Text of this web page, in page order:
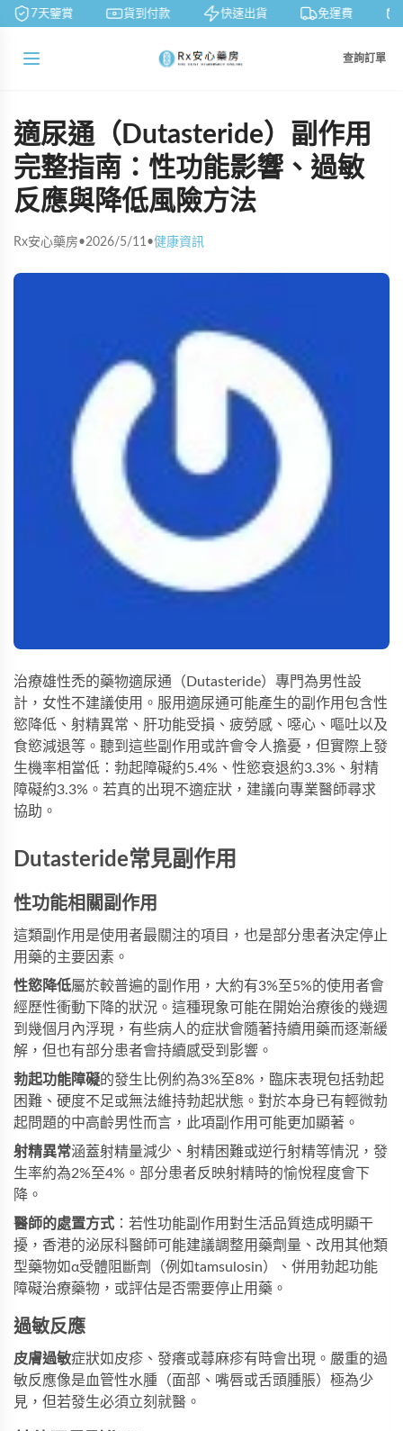
7天鑒賞 貨到付款 快速出貨 免運費
查詢訂單
適尿通（Dutasteride）副作用
完整指南：性功能影響、過敏
反應與降低風險方法
Rx安心藥房•2026/5/11•健康資訊
治療雄性禿的藥物適尿通（Dutasteride）專門為男性設
計，女性不建議使用。服用適尿通可能產生的副作用包含性
慾降低、射精異常、肝功能受損、疲勞感、噁心、嘔吐以及
食慾減退等。聽到這些副作用或許會令人擔憂，但實際上發
生機率相當低：勃起障礙約5.4%、性慾衰退約3.3%、射精
障礙約3.3%。若真的出現不適症狀，建議向專業醫師尋求
協助。
Dutasteride常見副作用
性功能相關副作用
這類副作用是使用者最關注的項目，也是部分患者決定停止
用藥的主要因素。
性慾降低屬於較普遍的副作用，大約有3%至5%的使用者會
經歷性衝動下降的狀況。這種現象可能在開始治療後的幾週
到幾個月內浮現，有些病人的症狀會隨著持續用藥而逐漸緩
解，但也有部分患者會持續感受到影響。
勃起功能障礙的發生比例約為3%至8%，臨床表現包括勃起
困難、硬度不足或無法維持勃起狀態。對於本身已有輕微勃
起問題的中高齡男性而言，此項副作用可能更加顯著。
射精異常涵蓋射精量減少、射精困難或逆行射精等情況，發
生率約為2%至4%。部分患者反映射精時的愉悅程度會下
降。
醫師的處置方式 ：若性功能副作用對生活品質造成明顯干
擾，香港的泌尿科醫師可能建議調整用藥劑量、改用其他類
型藥物如α受體阻斷劑（例如tamsulosin）、併用勃起功能
障礙治療藥物，或評估是否需要停止用藥。
過敏反應
皮膚過敏症狀如皮疹、發癢或蕁麻疹有時會出現。嚴重的過
敏反應像是血管性水腫（面部、嘴唇或舌頭腫脹）極為少
見，但若發生必須立刻就醫。